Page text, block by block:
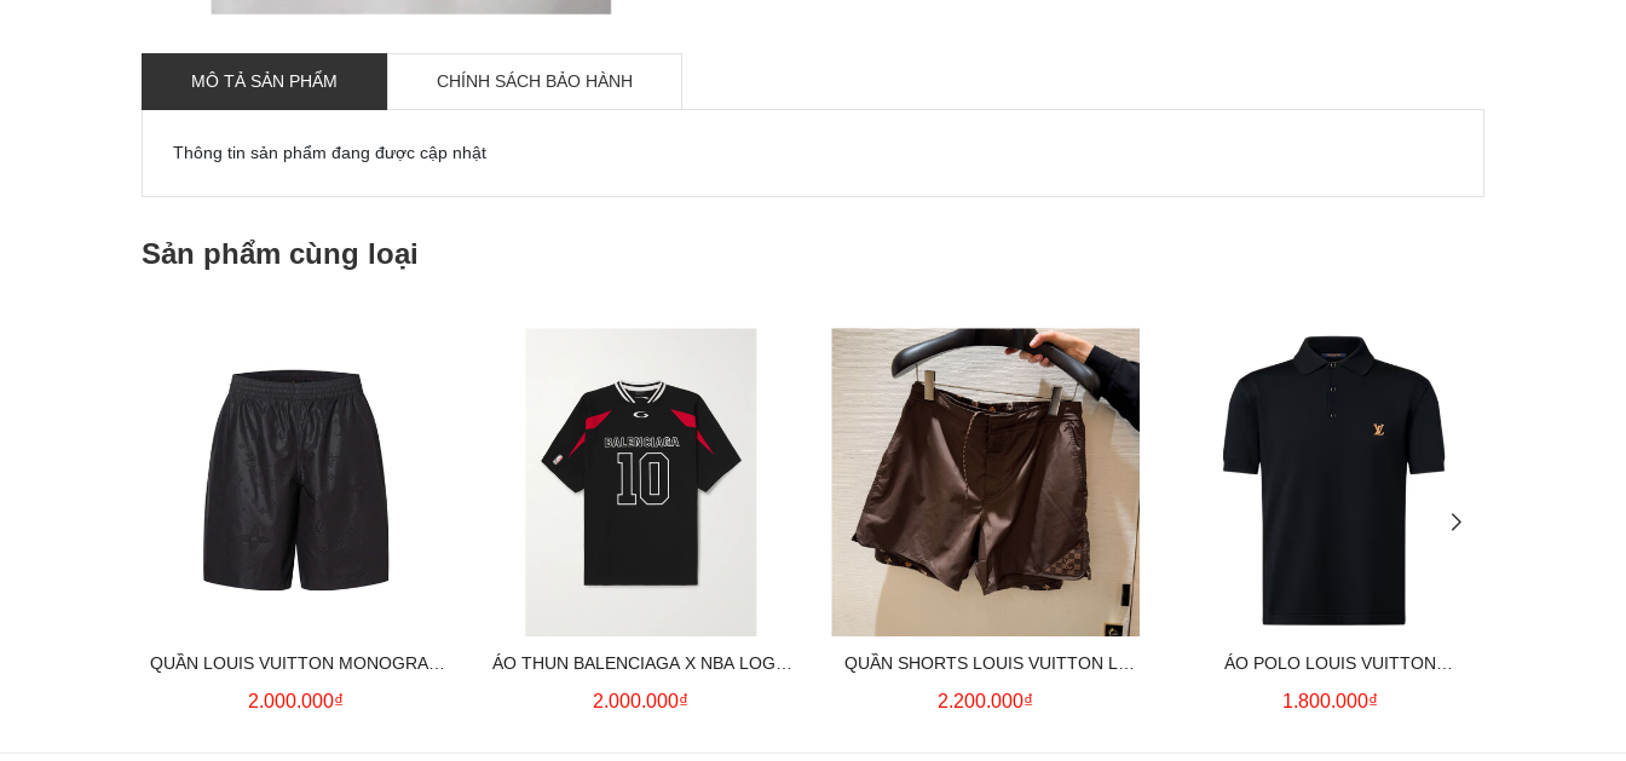
MÔ TẢ SẢN PHẨM CHÍNH SÁCH BẢO HÀNH
Thông tin sản phẩm đang được cập nhật
Sản phẩm cùng loại
QUẦN LOUIS VUITTON MONOGRAM
MOIRE JACQUARD SILK SHORTS IN
2.000.000₫
ÁO THUN BALENCIAGA X NBA LOGO
COTTON JERSEY T-SHIRT
2.000.000₫
QUẦN SHORTS LOUIS VUITTON LV
MONOGRAM SWIMWEAR (BROWN)
2.200.000₫
ÁO POLO LOUIS VUITTON
SIGNATURE LOGO (BLACK)
1.800.000₫